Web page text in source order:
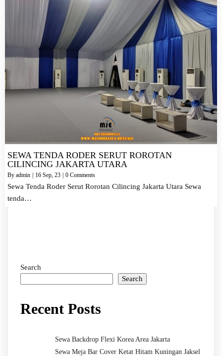
SEWA TENDA RODER SERUT ROROTAN
CILINCING JAKARTA UTARA
By admin 16 Sep, 23 0 Comments
Sewa Tenda Roder Serut Rorotan Cilincing Jakarta Utara Sewa
tenda…
Search
Search
Recent Posts
Sewa Backdrop Flexi Korea Area Jakarta
Sewa Meja Bar Cover Ketat Hitam Kuningan Jaksel